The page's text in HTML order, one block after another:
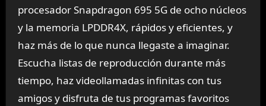
procesador Snapdragon 695 5Gde ocho núcleos
y la memoria LPDDR4X, rápidos y eficientes, y
haz más de lo que nunca llegaste a imaginar.
Escucha listas de reproducción durante más
tiempo, haz videollamadas infinitas con tus
amigos y disfruta de tus programas favoritos